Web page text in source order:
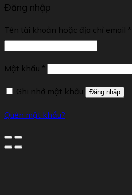
Đăng nhập
Tên tài khoản hoặc địa chỉ email *
Mật khẩu *
Ghi nhớ mật khẩu Đăng nhập
Quên mật khẩu?